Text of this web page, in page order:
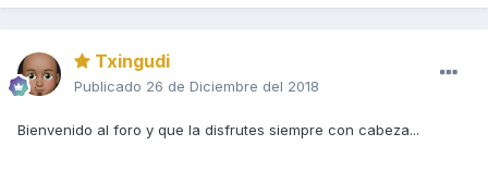
Txingudi
Publicado 26 de Diciembre del 2018
Bienvenido al foro y que la disfrutes siempre con cabeza...